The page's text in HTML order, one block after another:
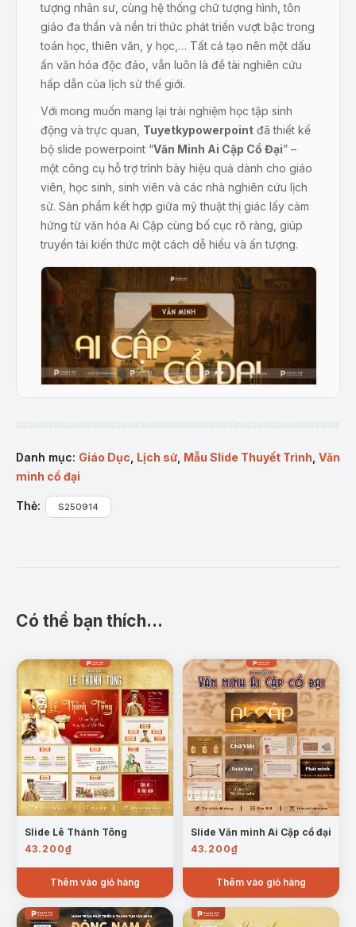
tượng nhân sư, cùng hệ thống chữ tượng hình, tôn
giáo đa thần và nền tri thức phát triển vượt bậc trong
toán học, thiên văn, y học,… Tất cả tạo nên một dấu
ấn văn hóa độc đáo, vẫn luôn là đề tài nghiên cứu
hấp dẫn của lịch sử thế giới.
Với mong muốn mang lại trải nghiệm học tập sinh
động và trực quan, Tuyetkypowerpoint đã thiết kế
bộ slide powerpoint “Văn Minh Ai Cập Cổ Đại” –
một công cụ hỗ trợ trình bày hiệu quả dành cho giáo
viên, học sinh, sinh viên và các nhà nghiên cứu lịch
sử. Sản phẩm kết hợp giữa mỹ thuật thị giác lấy cảm
hứng từ văn hóa Ai Cập cùng bố cục rõ ràng, giúp
truyền tải kiến thức một cách dễ hiểu và ấn tượng.
Mô tả sản phẩm
Mẫu slide “Văn Minh Ai Cập Cổ Đại
gồm 16 trang trình bày rõ ràng và sinh động, kết hợp
trình hình thành văn minh Ai Cập từ điều kiện tự nhiên
– chính trị – kinh tế, đến các thành tựu tiêu biểu về
Nội dung chi tiết:
1. Cơ sở hình thành
Trang mẫu cơ sở hình thành
Danh mục: Giáo Dục Lịch sử Mẫu Slide Thuyết Trình Văn
minh cổ đại
Thẻ: S250914
Có thể bạn thích…
Slide Lê Thánh Tông
43.200₫
Thêm vào giỏ hàng
Slide Văn minh Ai Cập cổ đại
43.200₫
Thêm vào giỏ hàng